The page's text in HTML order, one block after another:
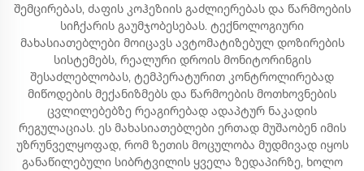
შემცირებას, ძაფის კოჰეზიის გაძლიერებას და წარმოების
სიჩქარის გაუმჯობესებას. ტექნოლოგიური
მახასიათებლები მოიცავს ავტომატიზებულ დოზირების
სისტემებს, რეალური დროის მონიტორინგის
შესაძლებლობას, ტემპერატურით კონტროლირებად
მიწოდების მექანიზმებს და წარმოების მოთხოვნების
ცვლილებებზე რეაგირებად ადაპტურ ნაკადის
რეგულაციას. ეს მახასიათებლები ერთად მუშაობენ იმის
უზრუნველყოფად, რომ ზეთის მოცულობა მუდმივად იყოს
განაწილებული სიბრტვილის ყველა ზედაპირზე, ხოლო